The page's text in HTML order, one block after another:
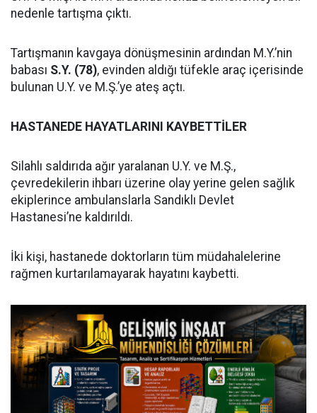
nedenle tartışma çıktı.
Tartışmanın kavgaya dönüşmesinin ardından M.Y.’nin
babası S.Y. (78), evinden aldığı tüfekle araç içerisinde
bulunan U.Y. ve M.Ş.’ye ateş açtı.
HASTANEDE HAYATLARINI KAYBETTİLER
Silahlı saldırıda ağır yaralanan U.Y. ve M.Ş.,
çevredekilerin ihbarı üzerine olay yerine gelen sağlık
ekiplerince ambulanslarla Sandıklı Devlet
Hastanesi’ne kaldırıldı.
İki kişi, hastanede doktorların tüm müdahalelerine
rağmen kurtarılamayarak hayatını kaybetti.